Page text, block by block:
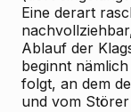
Eine derart
Ablauf der
beginnt
folgt, an dem
und vom